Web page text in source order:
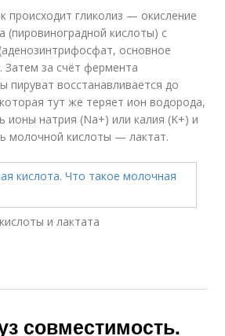
происходит гликолиз — окисление
(пировиноградной кислоты) с
основное
Затем за счёт фермента
пируват восстанавливается до
тут же теряет ион водорода,
ионы натрия (Na+) или калия (K+) и
молочной кислоты — лактат.
и лактата
совместимость.